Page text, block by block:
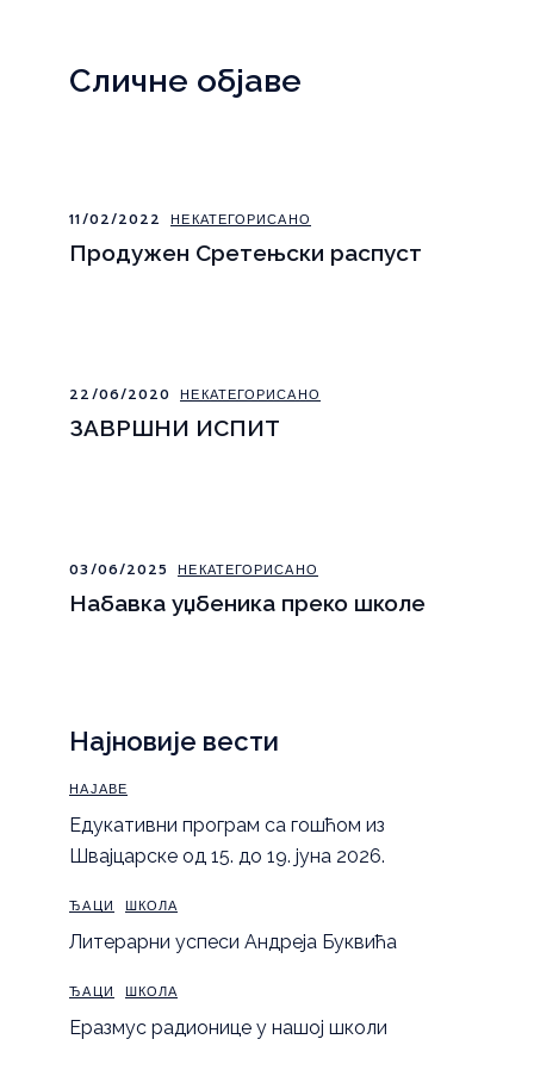
Сличне објаве
11/02/2022 НЕКАТЕГОРИСАНО
Продужен Сретењски распуст
22/06/2020 НЕКАТЕГОРИСАНО
ЗАВРШНИ ИСПИТ
03/06/2025 НЕКАТЕГОРИСАНО
Набавка уџбеника преко школе
Најновије вести
НАЈАВЕ
Eдукативни програм са гошћом из
Швајцарске од 15. до 19. јуна 2026.
ЂАЦИ ШКОЛА
Литерарни успеси Андреја Буквића
ЂАЦИ ШКОЛА
Еразмус радионице у нашој школи